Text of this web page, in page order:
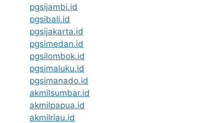
pgsijambi.id
pgsibali.id
pgsijakarta.id
pgsimedan.id
pgsilombok.id
pgsimaluku.id
pgsimanado.id
akmilsumbar.id
akmilpapua.id
akmilriau.id